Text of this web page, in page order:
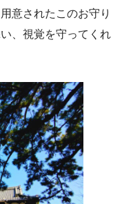
意されたこのお守り
、視覚を守ってくれ